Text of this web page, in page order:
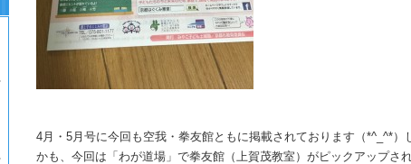
4月・5月号に今回も空我・拳友館ともに掲載されております（*^_^*）
かも、今回は「わが道場」で拳友館（上賀茂教室）がピックアップさ